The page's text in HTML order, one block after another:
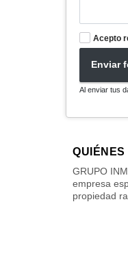
Acepto
Enviar
Al enviar tus
QUIÉNES
GRUPO
empresa
propiedad